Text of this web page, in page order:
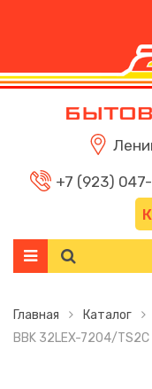
+7 (923)
Главная Каталог
BBK 32LEX-7204/TS2C